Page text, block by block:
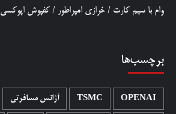
وام با سیم کارت / خرازی امپراطور / کفپوش اپوکسی
برچسب‌ها
OPENAI
TSMC آژانس مسافرتی